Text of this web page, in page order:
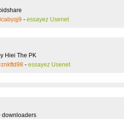
- essayez Usenet
Hiei The PK
- essayez Usenet
downloaders